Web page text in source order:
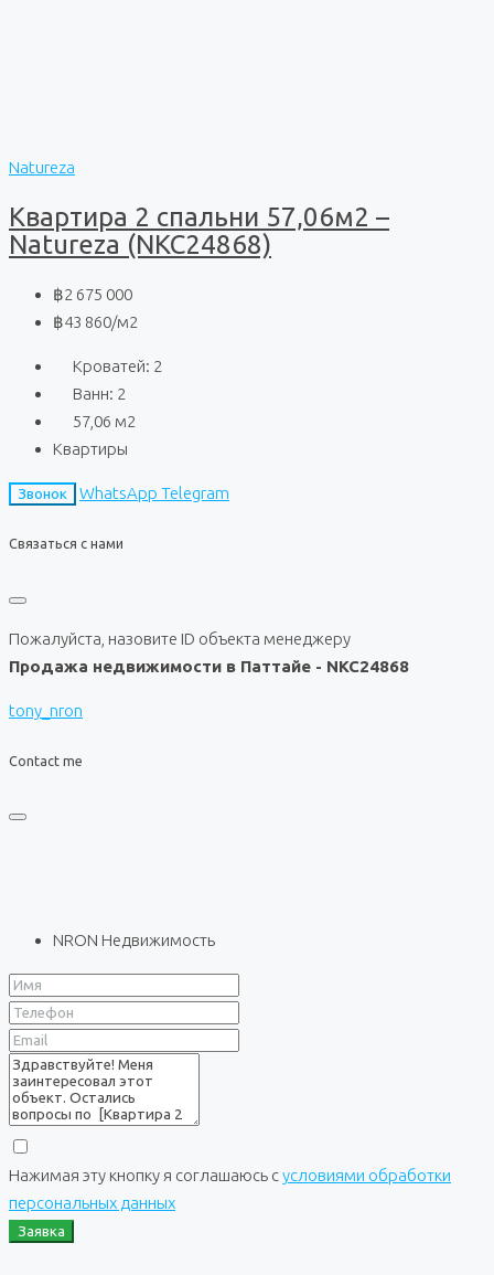
Natureza
Квартира 2 спальни 57,06м2 –
Natureza (NKC24868)
฿2 675 000
฿43 860/м2
Кроватей: 2
Ванн: 2
57,06 м2
Квартиры
Звонок WhatsApp Telegram
Связаться с нами
Пожалуйста, назовите ID объекта менеджеру
Продажа недвижимости в Паттайе - NKC24868
tony_nron
Contact me
NRON Недвижимость
Нажимая эту кнопку я соглашаюсь сусловиями обработки
персональных данных
Заявка